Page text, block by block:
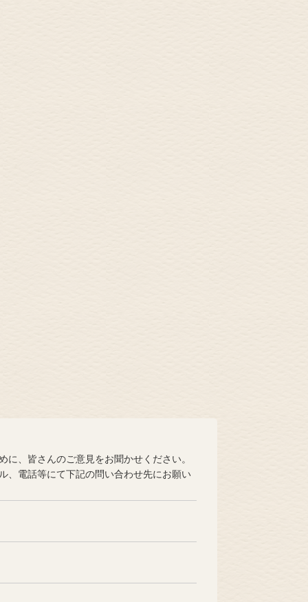
、皆さんのご意見をお聞かせください。
電話等にて下記の問い合わせ先にお願い